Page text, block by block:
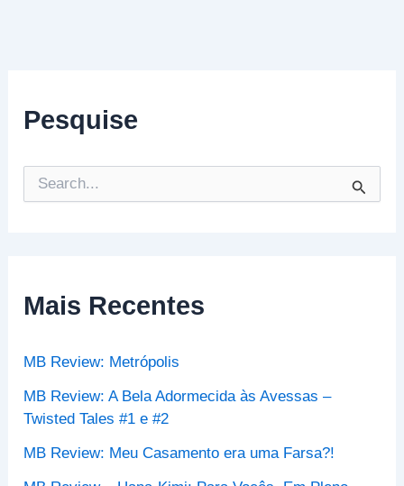
Pesquise
e
a
o
:
Mais Recentes
MB Review: Metrópolis
MB Review: A Bela Adormecida às Avessas –
Twisted Tales #1 e #2
MB Review: Meu Casamento era uma Farsa?!